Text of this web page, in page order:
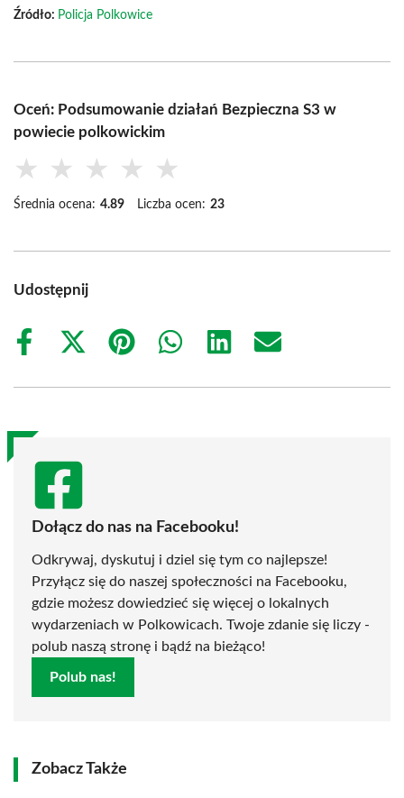
Źródło: Policja Polkowice
Oceń: Podsumowanie działań Bezpieczna S3 w
powiecie polkowickim
★ ★ ★ ★ ★
Średnia ocena: 4.89 Liczba ocen: 23
Udostępnij
Share
Share
(Twitter)
Share
Share
Share
Share
Dołącz do nas na Facebooku!
Odkrywaj, dyskutuj i dziel się tym co najlepsze!
Przyłącz się do naszej społeczności na Facebooku,
gdzie możesz dowiedzieć się więcej o lokalnych
wydarzeniach w Polkowicach. Twoje zdanie się liczy -
polub naszą stronę i bądź na bieżąco!
Polub nas!
Zobacz Także